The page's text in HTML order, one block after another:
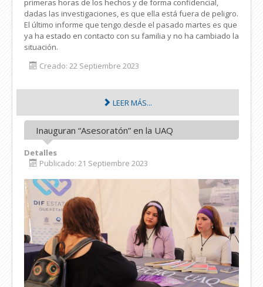
primeras horas de los hechos y de forma confidencial,
dadas las investigaciones, es que ella está fuera de peligro.
El último informe que tengo desde el pasado martes es que
ya ha estado en contacto con su familia y no ha cambiado la
situación.
Creado: 22 Septiembre 2023
LEER MÁS...
Inauguran “Asesoratón” en la UAQ
Detalles
Publicado: 21 Septiembre 2023